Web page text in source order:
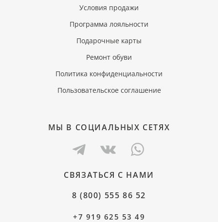
Условия продажи
Программа лояльности
Подарочные карты
Ремонт обуви
Политика конфиденциальности
Пользовательское соглашение
МЫ В СОЦИАЛЬНЫХ СЕТЯХ
СВЯЗАТЬСЯ С НАМИ
8 (800) 555 86 52
+7 919 625 53 49